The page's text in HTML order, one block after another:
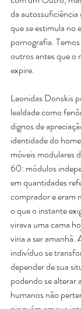
da
que se estimula no
pornografia.
outros antes que o
expire.
Leonidas Donskis
lealdade como
dignos de
identidade do
móveis modulares
60: módulos
em quantidades
comprador e eram
o que o instante
virava uma cama
viria a ser amanhã.
indivíduo se
depender de sua
podendo se alterar
humanos não